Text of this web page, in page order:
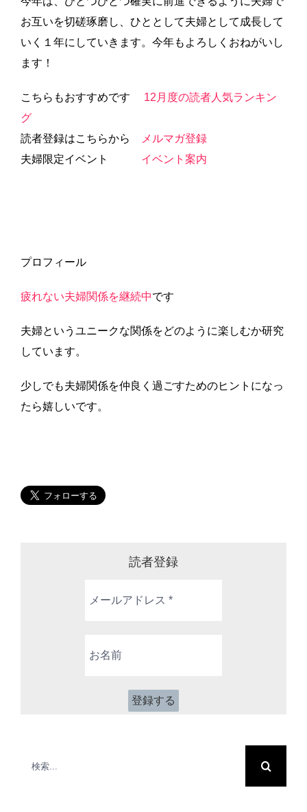
お互いを切磋琢磨し、ひととして夫婦として成長して
いく１年にしていきます。今年もよろしくおねがいし
ます！
こちらもおすすめです 12月度の読者人気ランキン
グ
読者登録はこちらから
メルマガ登録
夫婦限定イベント イベント案内
プロフィール
疲れない夫婦関係を継続中です
夫婦というユニークな関係をどのように楽しむか研究
しています。
少しでも夫婦関係を仲良く過ごすためのヒントになっ
たら嬉しいです。
読者登録
ー
*